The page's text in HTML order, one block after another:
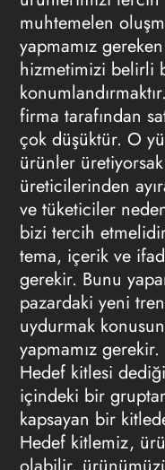
muhtemelen
yapmamız
hizmetimizi belirli
firma tarafından
çok düşüktür. O
ürünler
üreticilerinden
ve tüketiciler
bizi tercih
tema, içerik ve
gerekir. Bunu
pazardaki yeni
uydurmak
yapmamız gerekir.
Hedef kitlesi
içindeki bir
kapsayan bir
Hedef kitlemiz,